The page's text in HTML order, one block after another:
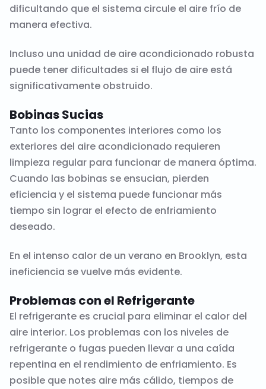
dificultando que el sistema circule el aire frío de
manera efectiva.
Incluso una unidad de aire acondicionado robusta
puede tener dificultades si el flujo de aire está
significativamente obstruido.
Bobinas Sucias
Tanto los componentes interiores como los
exteriores del aire acondicionado requieren
limpieza regular para funcionar de manera óptima.
Cuando las bobinas se ensucian, pierden
eficiencia y el sistema puede funcionar más
tiempo sin lograr el efecto de enfriamiento
deseado.
En el intenso calor de un verano en Brooklyn, esta
ineficiencia se vuelve más evidente.
Problemas con el Refrigerante
El refrigerante es crucial para eliminar el calor del
aire interior. Los problemas con los niveles de
refrigerante o fugas pueden llevar a una caída
repentina en el rendimiento de enfriamiento. Es
posible que notes aire más cálido, tiempos de